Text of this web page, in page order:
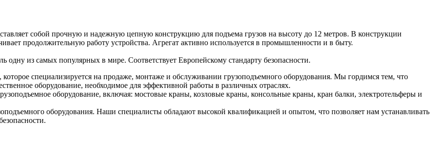
собой прочную и надежную цепную конструкцию для подъема грузов на высоту до 12 метров. В конструкции
продолжительную работу устройства. Агрегат активно используется в промышленности и в быту.
одну из самых популярных в мире. Соответствует Европейскому стандарту безопасности.
специализируется на продаже, монтаже и обслуживании грузоподъемного оборудования. Мы гордимся тем, что
оборудование, необходимое для эффективной работы в различных отраслях.
оборудование, включая: мостовые краны, козловые краны, консольные краны, кран балки, электротельферы и
оборудования. Наши специалисты обладают высокой квалификацией и опытом, что позволяет нам устанавливать